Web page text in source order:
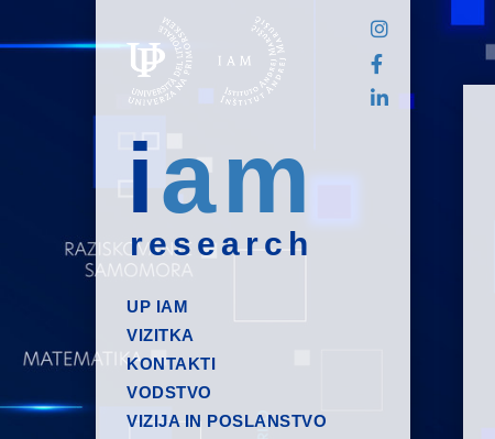
iam
research
UP IAM
VIZITKA
KONTAKTI
VODSTVO
VIZIJA IN POSLANSTVO